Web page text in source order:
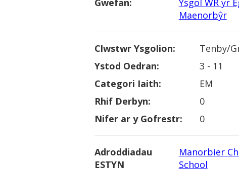
Gwefan:
Ysgol WR yr
Maenorbŷr
Clwstwr Ysgolion:
Tenby/
Ystod Oedran:
3 - 11
Categori Iaith:
EM
Rhif Derbyn:
0
Nifer ar y Gofrestr:
0
Adroddiadau
ESTYN
Manorbier
School